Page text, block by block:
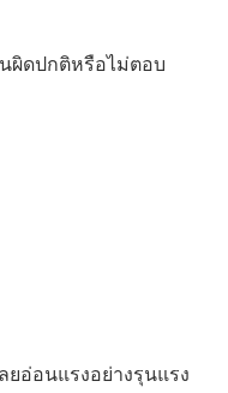
ผิดปกติหรือไม่ตอบ
อ่อนแรงอย่างรุนแรง